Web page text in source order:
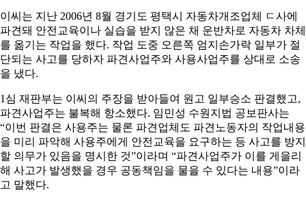
이씨는 지난 2006년 8월 경기도 평택시 자동차개조업체 ㄷ사에
파견돼 안전교육이나 실습을 받지 않은 채 운반차로 자동차 차체
를 옮기는 작업을 했다. 작업 도중 오른쪽 엄지손가락 일부가 절
단되는 사고를 당하자 파견사업주와 사용사업주를 상대로 소송
을 냈다.
1심 재판부는 이씨의 주장을 받아들여 원고 일부승소 판결했고,
파견사업주는 불복해 항소했다. 임민성 수원지법 공보판사는
“이번 판결은 사용주는 물론 파견업체도 파견노동자의 작업내용
을 미리 파악해 사용주에게 안전교육을 요구하는 등 사고를 방지
할 의무가 있음을 명시한 것”이라며 “파견사업주가 이를 게을리
해 사고가 발생했을 경우 공동책임을 물을 수 있다는 내용”이라
고 말했다.